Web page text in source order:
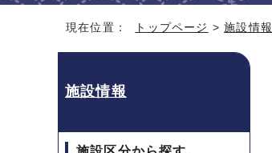
現在位置： トップページ >施設情報
施設情報